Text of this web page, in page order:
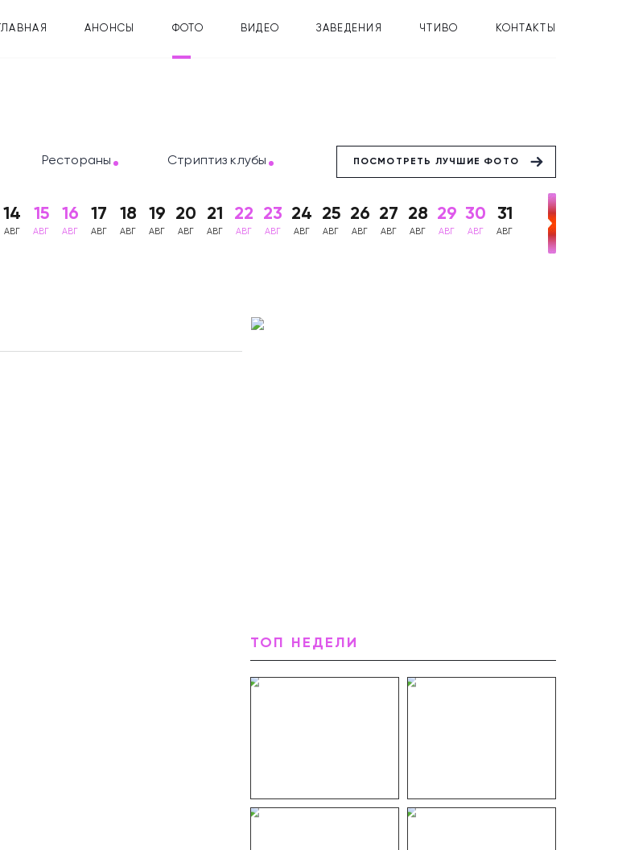
ГЛАВНАЯ АНОНСЫ ФОТО ВИДЕО ЗАВЕДЕНИЯ ЧТИВО КОНТАКТЫ
Рестораны Стриптиз клубы ПОСМОТРЕТЬ ЛУЧШИЕ ФОТО
14
АВГ
15
АВГ
16
АВГ
17
АВГ
18
АВГ
19
АВГ
20
АВГ
21
АВГ
22
АВГ
23
АВГ
24
АВГ
25
АВГ
26
АВГ
27
АВГ
28
АВГ
29
АВГ
30
АВГ
31
АВГ
ТОП НЕДЕЛИ